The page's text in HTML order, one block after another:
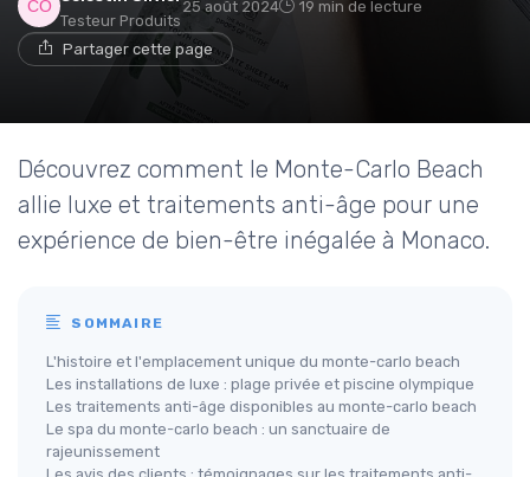
Testeur Produits
25 août 2024 19 min de lecture
Partager cette page
Découvrez comment le Monte-Carlo Beach
allie luxe et traitements anti-âge pour une
expérience de bien-être inégalée à Monaco.
SOMMAIRE
L'histoire et l'emplacement unique du monte-carlo beach
Les installations de luxe : plage privée et piscine olympique
Les traitements anti-âge disponibles au monte-carlo beach
Le spa du monte-carlo beach : un sanctuaire de
rajeunissement
Les avis des clients : témoignages sur les traitements anti-